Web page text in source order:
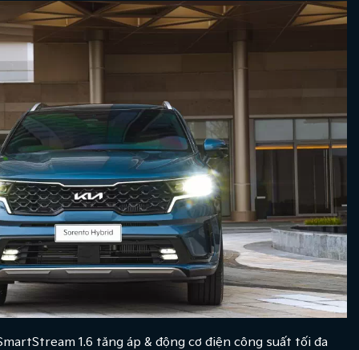
1.6 tăng áp & động cơ điện công suất tối đa